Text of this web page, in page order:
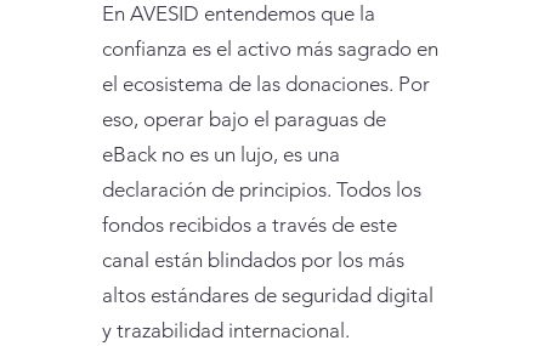
En AVESID entendemos que la
confianza es el activo más sagrado en
el ecosistema de las donaciones. Por
eso, operar bajo el paraguas de
eBack no es un lujo, es una
declaración de principios. Todos los
fondos recibidos a través de este
canal están blindados por los más
altos estándares de seguridad digital
y trazabilidad internacional.